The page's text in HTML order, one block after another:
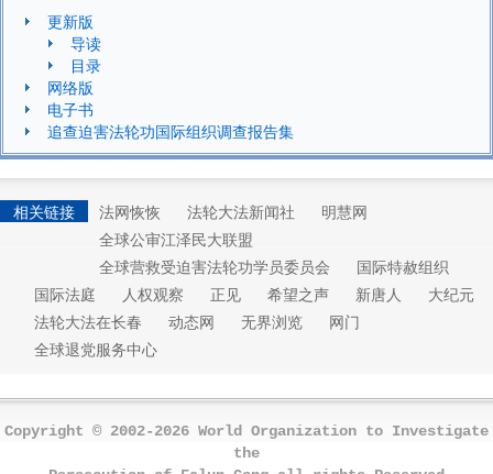
更新版
导读
目录
网络版
电子书
追查迫害法轮功国际组织调查报告集
相关链接 法网恢恢 法轮大法新闻社
明慧网
全球公审江泽民大联盟
全球营救受迫害法轮功学员委员会
国际特赦组织
国际法庭
人权观察 正见 希望之声 新唐人
大纪元
法轮大法在长春
动态网 无界浏览
网门
全球退党服务中心
Copyright © 2002-2026 World Organization to Investigate
the